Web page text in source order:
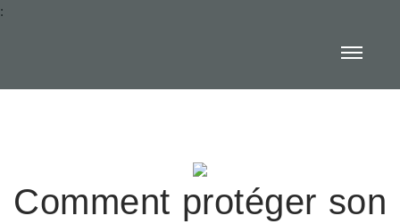
:
Comment protéger son